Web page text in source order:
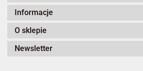
Informacje
O sklepie
Newsletter